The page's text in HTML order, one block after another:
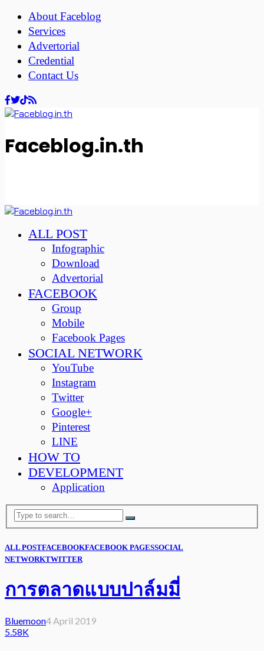
About Faceblog
Services
Advertorial
Credential
Contact Us
Faceblog.in.th
ALL POST
Infographic
Download
Advertorial
FACEBOOK
Group
Mobile
Facebook Pages
SOCIAL NETWORK
YouTube
Instagram
Twitter
Google+
Pinterest
LINE
HOW TO
DEVELOPMENT
Application
ALL POSTFACEBOOKFACEBOOK PAGESSOCIAL
NETWORKTWITTER
การตลาดแบบปาล์มมี่
Bluemoon4 April 2019
5.58K